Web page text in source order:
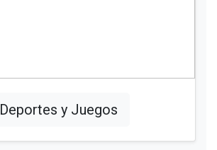
Deportes y Juegos